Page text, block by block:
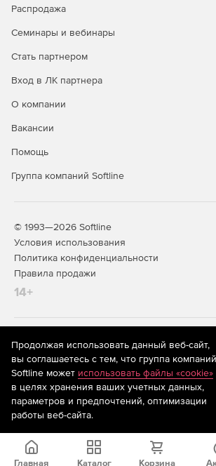
Распродажа
Семинары и вебинары
Стать партнером
Вход в ЛК партнера
О компании
Вакансии
Помощь
Группа компаний Softline
© 1993—2026 Softline
Условия использования
Политика конфиденциальности
Правила продажи
14+
На информационном ресурсе
рекомендательные технологии
предоставления информации на основе
систематизации и анализа сведений,
предпочтениям пользователей сети
находящихся на территории Российской
Главная Каталог Корзина
Продолжая использовать данный веб-сайт,
вы соглашаетесь с тем, что группа компаний
Softline может использовать файлы «cookie»
в целях хранения ваших учетных данных,
параметров и предпочтений, оптимизации
работы веб-сайта.